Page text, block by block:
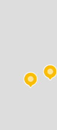
l'etudiant